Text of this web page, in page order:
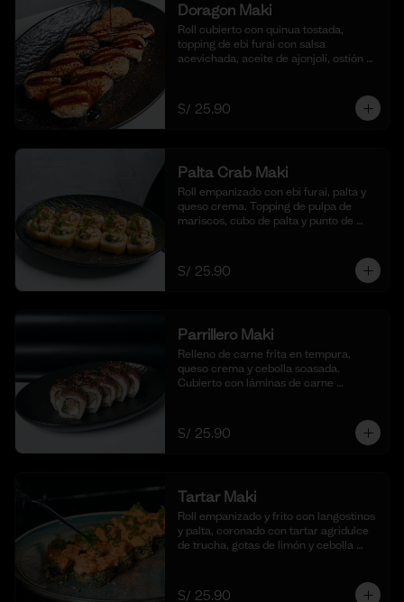
Doragon Maki
Roll cubierto con quinua tostada,
topping de ebi furai con salsa
acevichada, aceite de ajonjolí, ostión y
S/ 25.90
Palta Crab Maki
Roll empanizado con ebi furai, palta y
queso crema. Topping de pulpa de
mariscos, cubo de palta y punto de
S/ 25.90
Parrillero Maki
Relleno de carne frita en tempura,
queso crema y cebolla soasada.
Cubierto con láminas de carne
S/ 25.90
Tartar Maki
Roll empanizado y frito con langostinos
y palta, coronado con tartar agridulce
de trucha, gotas de limón y cebolla
S/ 25.90